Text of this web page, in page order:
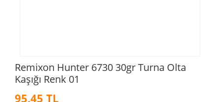
Remixon Hunter 6730 30gr Turna Olta
Kaşığı Renk 01
95,45 TL